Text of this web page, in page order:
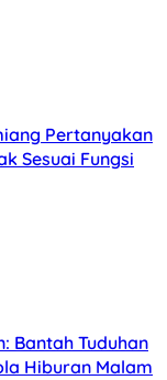
Pertanyakan
Sesuai Fungsi
Bantah Tuduhan
Hiburan Malam